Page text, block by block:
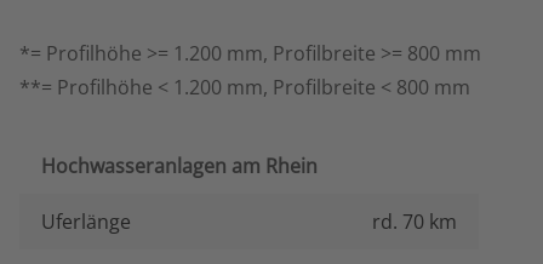
*= Profilhöhe >= 1.200 mm, Profilbreite >= 800 mm
**= Profilhöhe < 1.200 mm, Profilbreite < 800 mm
Hochwasseranlagen am Rhein
Uferlänge rd. 70 km